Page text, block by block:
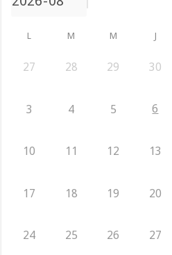
L M M J
27 28 29 30
3 4 5 6
10 11 12 13
17 18 19 20
24 25 26 27